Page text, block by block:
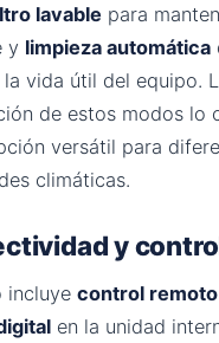
lavable para
y limpieza automática
vida útil del equipo.
de estos modos lo
versátil para
climáticas.
y
incluye control remoto
en la unidad